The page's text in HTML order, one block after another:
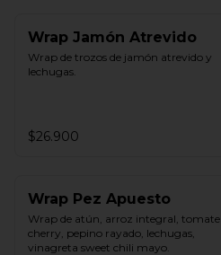
Wrap Jamón Atrevido
Wrap de trozos de jamón atrevido y
lechugas.
$26.900
Wrap Pez Apuesto
Wrap de atún, arroz integral, tomate
cherry, pepino rayado, lechugas,
vinagreta sweet chili mayo.